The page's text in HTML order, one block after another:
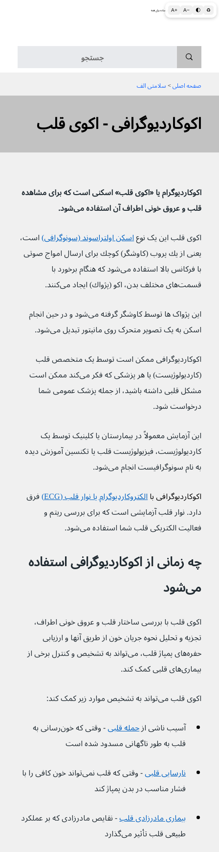
A+ A− 🌓 ♻ اطلاعات پزشکی و بهداشتی به زبان ساده برای همه
اکوکاردیوگرافی - اکوی قلب
صفحه اصلی > سلامتی الف
اکوکاردیوگرام یا «اکوی قلب» اسکنی است که برای مشاهده
قلب و عروق خونی اطراف آن استفاده می‌شود.
اکوی قلب این یک نوع اسکن اولتراسوند (سونوگرافی) است،
یعنی از یك پروب (کاوشگر) كوچك برای ارسال امواج صوتی
با فرکانس بالا استفاده می‌شود كه هنگام برخورد با
قسمت‌های مختلف بدن، اكو (پژواك) ایجاد می‌كنند.
این پژواک ها توسط کاوشگر گرفته می‌شود و در حین انجام
اسکن به یک تصویر متحرک روی مانیتور تبدیل می‌‌شود.
اکوكاردیوگرافی ممکن است توسط یک متخصص قلب
(كاردیولوژیست) یا هر پزشکی که فکر می‌کند ممکن است
مشکل قلبی داشته باشید، از جمله پزشک عمومی شما
درخواست شود.
این آزمایش معمولاً در بیمارستان یا کلینیک توسط یک
کاردیولوژیست، فیزیولوژیست قلب یا تکنسین آموزش دیده
به نام سونوگرافیست انجام می‌شود.
اکوکاردیوگرافی با الکتروکاردیوگرام یا نوار قلب (ECG)
فرق
دارد. نوار قلب آزمایشی است که برای بررسی ریتم و
فعالیت الکتریکی قلب شما استفاده می‌شود.
چه زمانی از اکوکاردیوگرافی استفاده
می‌شود
اکوی قلب با بررسی ساختار قلب و عروق خونی اطراف،
تجزیه و تحلیل نحوه جریان خون از طریق آنها و ارزیابی
حفره‌های پمپاژ قلب، می‌تواند به تشخیص و کنترل برخی از
بیماری‌های قلبی کمک کند.
اکوی قلب می‌تواند به تشخیص موارد زیر کمک کند:
آسیب ناشی از حمله قلبی
- وقتی که خون‌رسانی به
قلب به طور ناگهانی مسدود شده است
نارسایی قلبی
- وقتی که قلب نمی‌تواند خون کافی را با
فشار مناسب در بدن پمپاژ کند
بیماری مادرزادی قلب - نقایص مادرزادی که بر عملکرد
طبیعی قلب تأثیر می‌گذارد